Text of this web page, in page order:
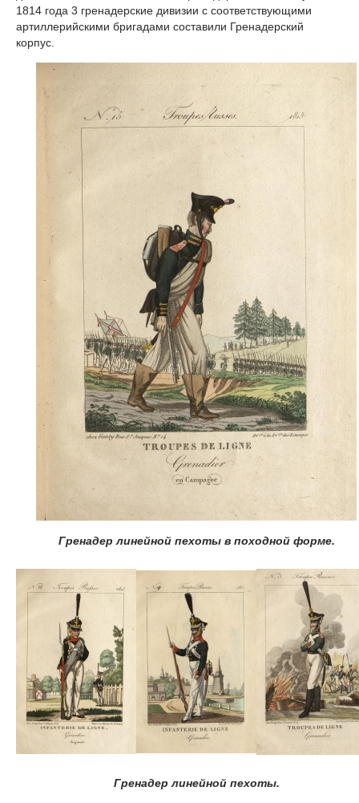
1814 года 3 гренадерские дивизии с соответствующими
артиллерийскими бригадами составили Гренадерский
корпус.
Гренадер линейной пехоты в походной форме.
Гренадер линейной пехоты.